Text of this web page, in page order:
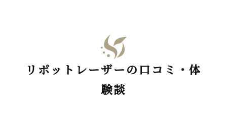
リポットレーザーの口コミ・体
験談